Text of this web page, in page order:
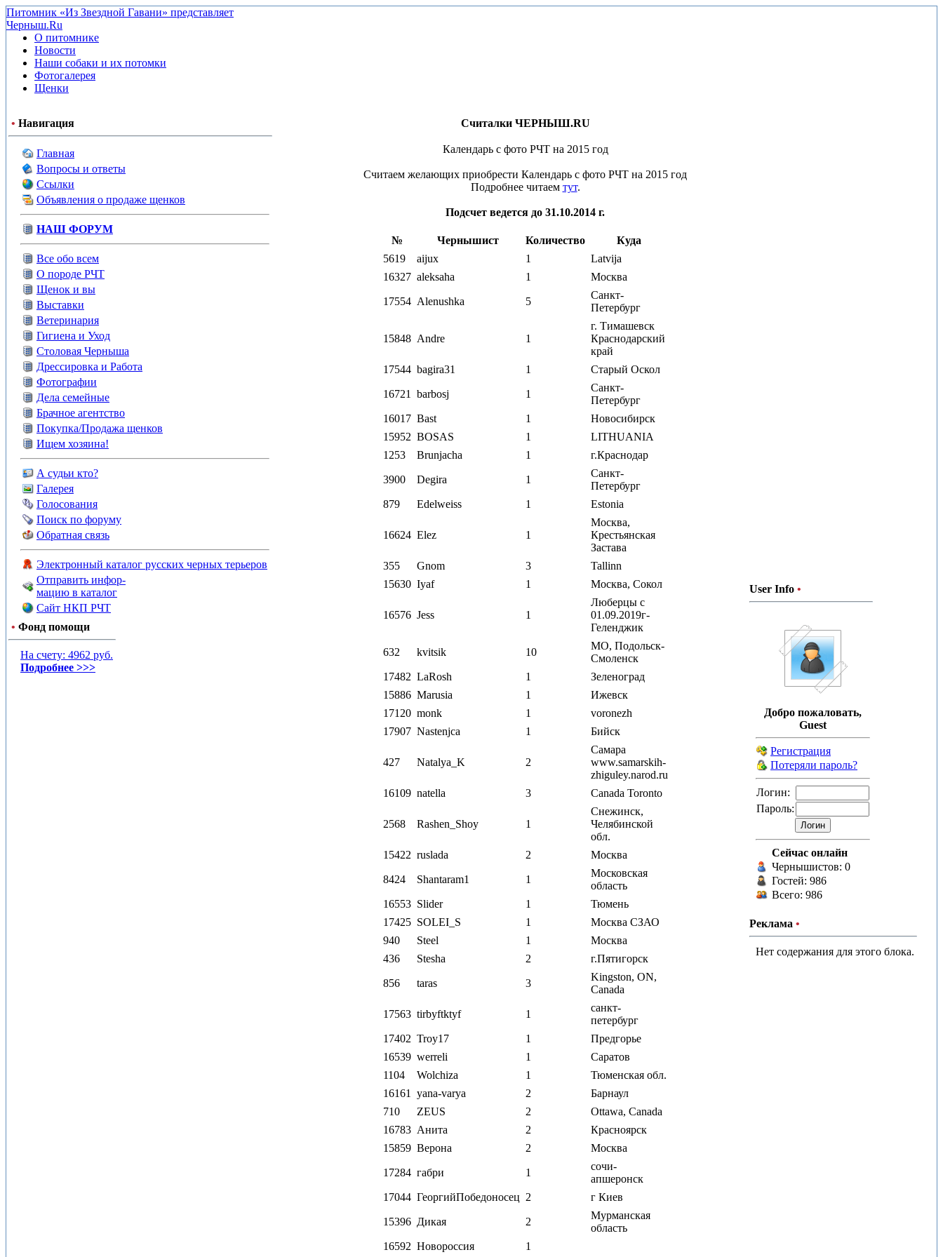
Питомник «Из Звездной Гавани» представляет
Черныш.Ru
О питомнике
Новости
Наши собаки и их потомки
Фотогалерея
Щенки
• Навигация
Главная
Вопросы и ответы
Ссылки
Объявления о продаже щенков
НАШ ФОРУМ
Все обо всем
О породе РЧТ
Щенок и вы
Выставки
Ветеринария
Гигиена и Уход
Столовая Черныша
Дрессировка и Работа
Фотографии
Дела семейные
Брачное агентство
Покупка/Продажа щенков
Ищем хозяина!
А судьи кто?
Галерея
Голосования
Поиск по форуму
Обратная связь
Электронный каталог русских черных терьеров
Отправить инфор-
мацию в каталог
Сайт НКП РЧТ
• Фонд помощи
На счету: 4962 руб.
Подробнее >>>
Считалки ЧЕРНЫШ.RU
Календарь с фото РЧТ на 2015 год
Считаем желающих приобрести Календарь с фото РЧТ на 2015 год
Подробнее читаем тут.
Подсчет ведется до 31.10.2014 г.
№ Чернышист Количество
Куда
5619
aijux 1
Latvija
16327 aleksaha 1 Москва
17554 Alenushka 5
Санкт-
Петербург
15848 Andre 1
г. Тимашевск
Краснодарский
край
17544 bagira31 1 Старый Оскол
16721 barbosj 1
Санкт-
Петербург
16017 Bast 1
Новосибирск
15952 BOSAS 1
LITHUANIA
1253
Brunjacha 1 г.Краснодар
3900 Degira 1
Санкт-
Петербург
879
Edelweiss 1 Estonia
16624 Elez 1
Москва,
Крестьянская
Застава
355
Gnom 3
Tallinn
15630 Iyaf 1 Москва, Сокол
16576 Jess 1
Люберцы с
01.09.2019г-
Геленджик
632 kvitsik 10
МО, Подольск-
Смоленск
17482 LaRosh 1
Зеленоград
15886 Marusia 1
Ижевск
17120 monk 1
voronezh
17907 Nastenjca 1 Бийск
427 Natalya_K 2
Самара
www.samarskih-
zhiguley.narod.ru
16109 natella 3 Canada Toronto
2568 Rashen_Shoy 1
Снежинск,
Челябинской
обл.
15422 ruslada 2 Москва
8424 Shantaram1 1
Московская
область
16553 Slider 1
Тюмень
17425 SOLEI_S 1
Москва СЗАО
940
Steel 1
Москва
436
Stesha 2 г.Пятигорск
856 taras 3
Kingston, ON,
Canada
17563 tirbyftktyf 1
санкт-
петербург
17402 Troy17 1
Предгорье
16539 werreli 1
Саратов
1104
Wolchiza 1
Тюменская обл.
16161
yana-varya 2
Барнаул
710
ZEUS 2
Ottawa, Canada
16783 Анита 2
Красноярск
15859 Верона 2 Москва
17284 габри 1
сочи-
апшеронск
17044 ГеоргийПобедоносец 2 г Киев
15396 Дикая 2
Мурманская
область
16592 Новороссия 1
User Info •
Добро пожаловать,
Guest
Регистрация
Потеряли пароль?
Логин:
Пароль:
Сейчас онлайн
Чернышистов: 0
Гостей: 986
Всего: 986
Реклама •
Нет содержания для этого блока.